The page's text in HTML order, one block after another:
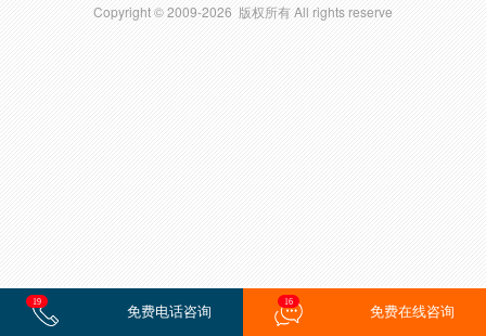
Copyright © 2009-2026 版权所有 All rights reserve
免费电话咨询
19
免费在线咨询
16